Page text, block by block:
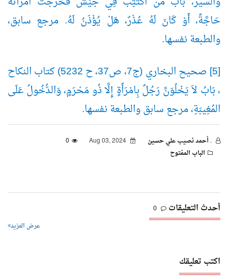
حَاجَّةً، أَوْ كَانَ لَهُ عُذْرٌ، هَلْ يُؤْذَنُ لَهُ. مرجع سابق،
والطبعة نفسها.
[5] صحيح البخاري (ج7، ص37، ح 5232) كتاب النكاح
، بَابُ لاَ يَخْلُوَنَّ رَجُلٌ بِامْرَأَةٍ إِلَّا ذُو مَحْرَمٍ، وَالدُّخُولُ عَلَى
المُغِيبَةِ، مرجع سابق والطبعة نفسها.
. أحمد نصيب علي حسين
0
الباب المفتوح
أحدث التعليقات 0
عرض المزيد
اكتب تعليقك